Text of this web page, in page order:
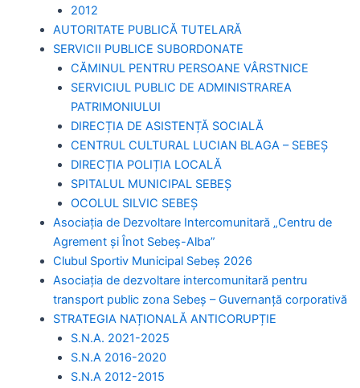
2012
AUTORITATE PUBLICĂ TUTELARĂ
SERVICII PUBLICE SUBORDONATE
CĂMINUL PENTRU PERSOANE VÂRSTNICE
SERVICIUL PUBLIC DE ADMINISTRAREA
PATRIMONIULUI
DIRECȚIA DE ASISTENȚĂ SOCIALĂ
CENTRUL CULTURAL LUCIAN BLAGA – SEBEȘ
DIRECȚIA POLIȚIA LOCALĂ
SPITALUL MUNICIPAL SEBEȘ
OCOLUL SILVIC SEBEȘ
Asociația de Dezvoltare Intercomunitară „Centru de
Agrement și Înot Sebeș-Alba”
Clubul Sportiv Municipal Sebeș 2026
Asociația de dezvoltare intercomunitară pentru
transport public zona Sebeș – Guvernanță corporativă
STRATEGIA NAȚIONALĂ ANTICORUPȚIE
S.N.A. 2021-2025
S.N.A 2016-2020
S.N.A 2012-2015